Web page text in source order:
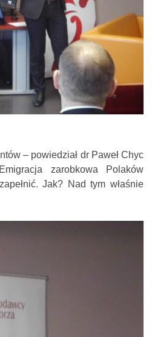
– powiedział dr Paweł Chyc
zarobkowa Polaków
Jak? Nad tym właśnie